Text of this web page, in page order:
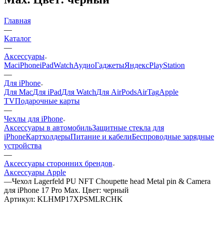
Главная
—
Каталог
—
Аксессуары
MaciPhoneiPadWatchАудиоГаджетыЯндексPlayStation
—
Для iPhone
Для MacДля iPadДля WatchДля AirPodsAirTagApple
TVПодарочные карты
—
Чехлы для iPhone
Аксессуары в автомобильЗащитные стекла для
iPhoneКартхолдерыПитание и кабелиБеспроводные зарядные
устройства
—
Аксессуары сторонних брендов
Аксессуары Apple
—Чехол Lagerfeld PU NFT Choupette head Metal pin & Camera
для iPhone 17 Pro Max. Цвет: черный
Артикул: KLHMP17XPSMLRCHK